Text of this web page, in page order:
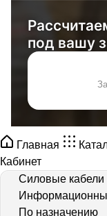
под вашу
Главная
Кабинет
Силовые кабели
По назначению